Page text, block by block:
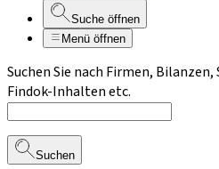
Suche öffnen
Menü öffnen
Suchen Sie nach Firmen,
Findok-Inhalten etc.
Suchen